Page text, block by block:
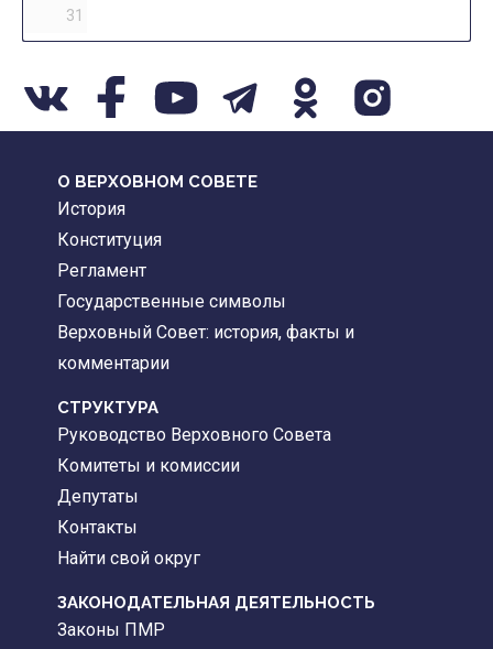
31
О ВЕРХОВНОМ СОВЕТЕ
История
Конституция
Регламент
Государственные символы
Верховный Совет: история, факты и
комментарии
CТРУКТУРА
Руководство Верховного Совета
Комитеты и комиссии
Депутаты
Контакты
Найти свой округ
ЗАКОНОДАТЕЛЬНАЯ ДЕЯТЕЛЬНОСТЬ
Законы ПМР